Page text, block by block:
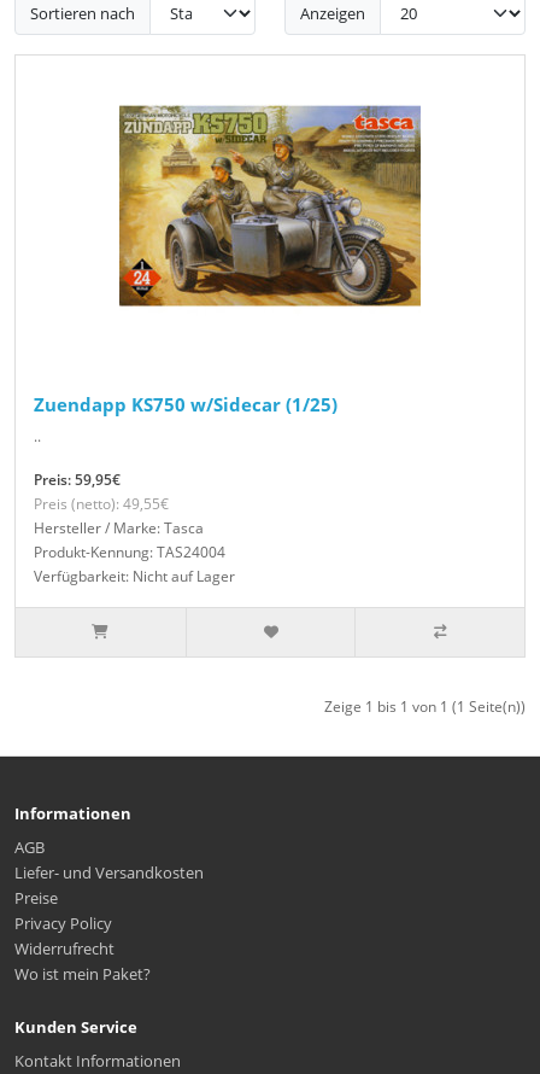
Sortieren nach Anzeigen
Zuendapp KS750 w/Sidecar (1/25)
..
Preis: 59,95€
Preis (netto): 49,55€
Hersteller / Marke: Tasca
Produkt-Kennung: TAS24004
Verfügbarkeit: Nicht auf Lager
Zeige 1 bis 1 von 1 (1 Seite(n))
Informationen
AGB
Liefer- und Versandkosten
Preise
Privacy Policy
Widerrufrecht
Wo ist mein Paket?
Kunden Service
Kontakt Informationen